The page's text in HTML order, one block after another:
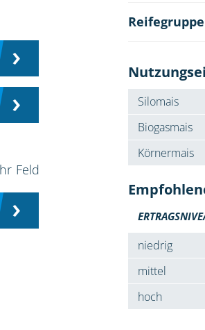
Feld
Silomais
Biogasmais
Körnermais
niedrig
mittel
hoch